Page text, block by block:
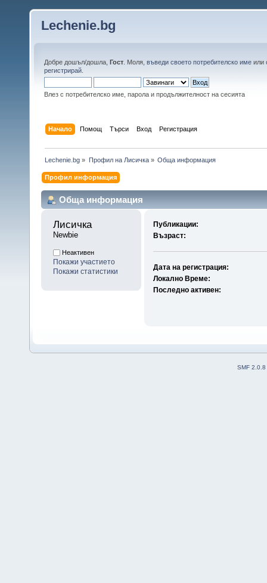
Lechenie.bg
Добре дошъл/дошла, Гост . Моля, въведи своето потребителско име или
регистрирай
Влез с потребителско име, парола и продължителност на сесията
Начало Помощ Търси Вход Регистрация
Lechenie.bg » Профил на Лисичка» Обща информация
Профил информация
Обща информация
Лисичка
Newbie
Неактивен
Покажи участието
Покажи статистики
Публикации:
Възраст:
Дата на регистрация:
Локално Време:
Последно активен:
SMF 2.0.8